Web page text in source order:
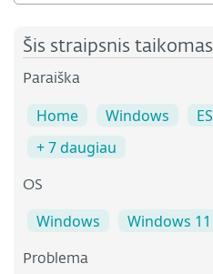
Šis straipsnis taikomas
Paraiška
Home Windows
+ 7 daugiau
OS
Windows Windows 11
Problema